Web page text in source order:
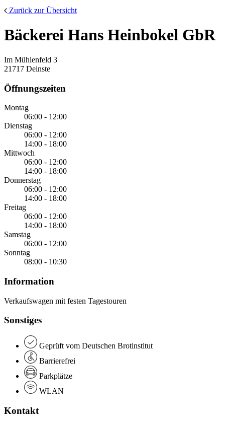
Zurück zur Übersicht
Bäckerei Hans Heinbokel GbR
Im Mühlenfeld 3
21717 Deinste
Öffnungszeiten
Montag
06:00 - 12:00
Dienstag
06:00 - 12:00
14:00 - 18:00
Mittwoch
06:00 - 12:00
14:00 - 18:00
Donnerstag
06:00 - 12:00
14:00 - 18:00
Freitag
06:00 - 12:00
14:00 - 18:00
Samstag
06:00 - 12:00
Sonntag
08:00 - 10:30
Information
Verkaufswagen mit festen Tagestouren
Sonstiges
Geprüft vom Deutschen Brotinstitut
Barrierefrei
Parkplätze
WLAN
Kontakt